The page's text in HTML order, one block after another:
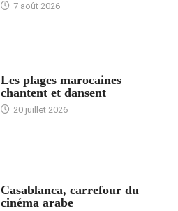
7 août 2026
Les plages marocaines
chantent et dansent
20 juillet 2026
Casablanca, carrefour du
cinéma arabe